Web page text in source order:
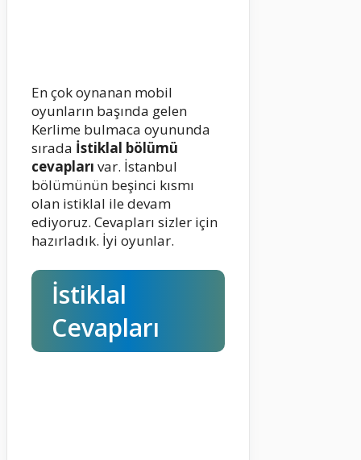
En çok oynanan mobil
oyunların başında gelen
Kerlime bulmaca oyununda
sırada İstiklal bölümü
cevapları var. İstanbul
bölümünün beşinci kısmı
olan istiklal ile devam
ediyoruz. Cevapları sizler için
hazırladık. İyi oyunlar.
İstiklal
Cevapları